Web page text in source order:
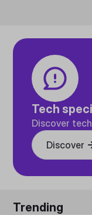
Tech
Discover
Discover
Trending